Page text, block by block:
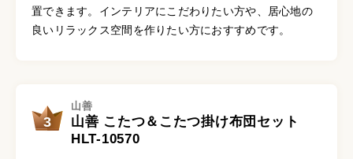
置できます。インテリアにこだわりたい方や、居心地の
良いリラックス空間を作りたい方におすすめです。
3
山善
山善 こたつ＆こたつ掛け布団セット
HLT-10570